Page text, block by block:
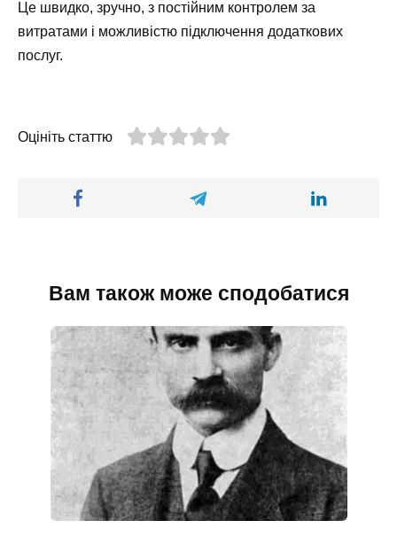
Це швидко, зручно, з постійним контролем за
витратами і можливістю підключення додаткових
послуг.
Оцініть статтю
Вам також може сподобатися